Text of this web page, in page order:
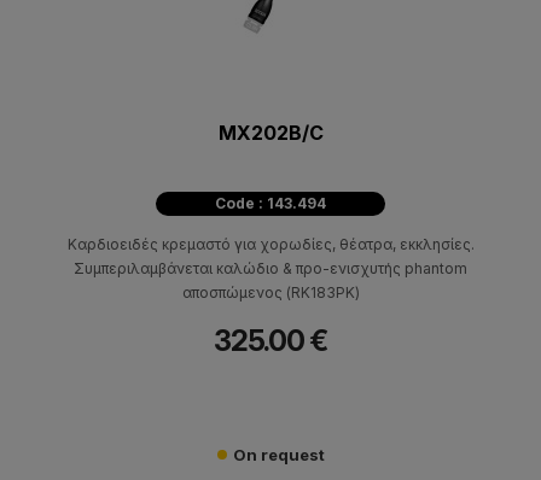
MX202B/C
Code : 143.494
Καρδιοειδές κρεμαστό για χορωδίες, θέατρα, εκκλησίες.
Συμπεριλαμβάνεται καλώδιο & προ-ενισχυτής phantom
αποσπώμενος (RK183PK)
325.00 €
On request